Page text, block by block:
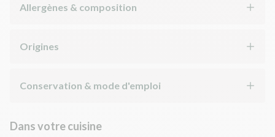
Allergènes & composition
Origines
Conservation & mode d'emploi
Dans votre cuisine